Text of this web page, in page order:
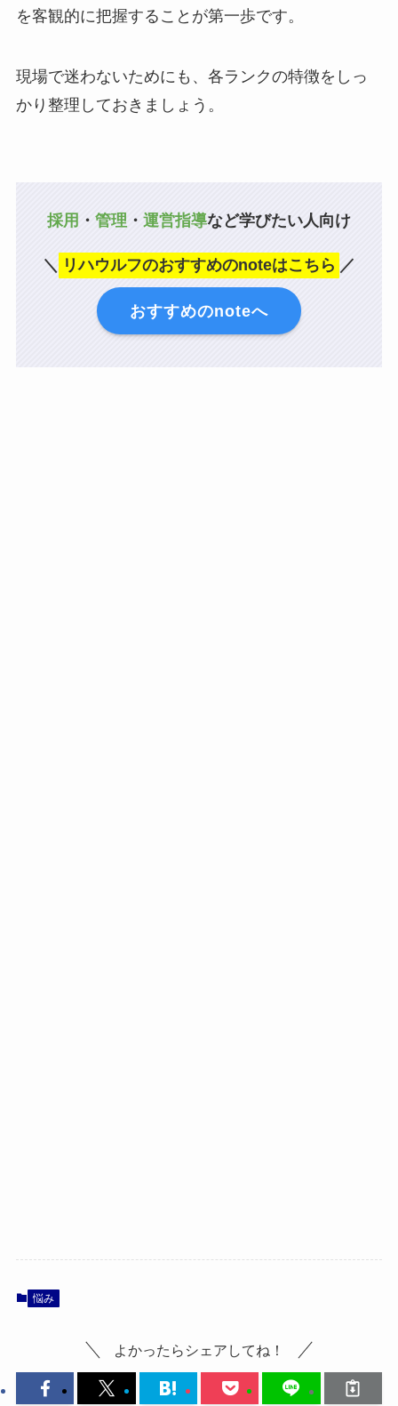
を客観的に把握することが第一歩です。
現場で迷わないためにも、各ランクの特徴をしっ
かり整理しておきましょう。
採用 ・ 管理 ・ 運営指導など学びたい人向け
＼ リハウルフのおすすめのnoteはこちら ／
おすすめのnoteへ
悩み
よかったらシェアしてね！